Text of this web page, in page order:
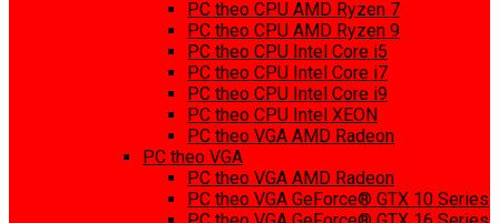
PC theo CPU AMD Ryzen 7
PC theo CPU AMD Ryzen 9
PC theo CPU Intel Core i5
PC theo CPU Intel Core i7
PC theo CPU Intel Core i9
PC theo CPU Intel XEON
PC theo VGA AMD Radeon
PC theo VGA
PC theo VGA AMD Radeon
PC theo VGA GeForce® GTX 10 Series